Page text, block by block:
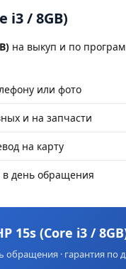
i3 / 8GB)
на выкуп и по
или фото
и на запчасти
на карту
в день обращения
15s (Core i3 /
обращения · гарантия по